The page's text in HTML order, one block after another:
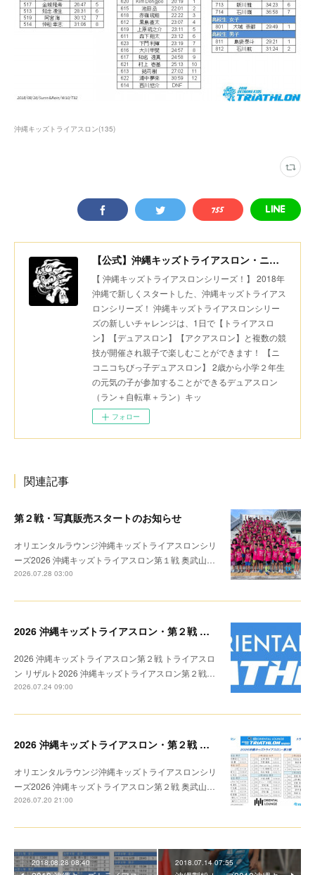
沖縄キッズトライアスロン(135)
【公式】沖縄キッズトライアスロン・ニコニコちびっ子デュアスロン・美ら島スポーツ
【 沖縄キッズトライアスロンシリーズ！】 2018年
沖縄で新しくスタートした、沖縄キッズトライアス
ロンシリーズ！ 沖縄キッズトライアスロンシリー
ズの新しいチャレンジは、1日で【トライアスロ
ン】【デュアスロン】【アクアスロン】と複数の競
技が開催され親子で楽しむことができます！ 【ニ
コニコちびっ子デュアスロン】 2歳から小学２年生
の元気の子が参加することができるデュアスロン
（ラン＋自転車＋ラン）キッ
フォロー
関連記事
第２戦・写真販売スタートのお知らせ
オリエンタルラウンジ沖縄キッズトライアスロンシリ
ーズ2026 沖縄キッズトライアスロン第１戦 奥武山…
2026.07.28 03:00
2026 沖縄キッズトライアスロン・第２戦 リザルト
2026 沖縄キッズトライアスロン第２戦 トライアスロ
ン リザルト2026 沖縄キッズトライアスロン第２戦…
2026.07.24 09:00
2026 沖縄キッズトライアスロン・第２戦 トライアスロン リザルト
オリエンタルラウンジ沖縄キッズトライアスロンシリ
ーズ2026 沖縄キッズトライアスロン第２戦 奥武山…
2026.07.20 21:00
2018.08.28 08:40 2018.07.14 07:55